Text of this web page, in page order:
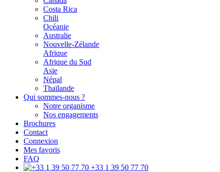
Costa Rica
Chili
Océanie
Australie
Nouvelle-Zélande
Afrique
Afrique du Sud
Asie
Népal
Thaïlande
Qui sommes-nous ?
Notre organisme
Nos engagements
Brochures
Contact
Connexion
Mes favoris
FAQ
+33 1 39 50 77 70